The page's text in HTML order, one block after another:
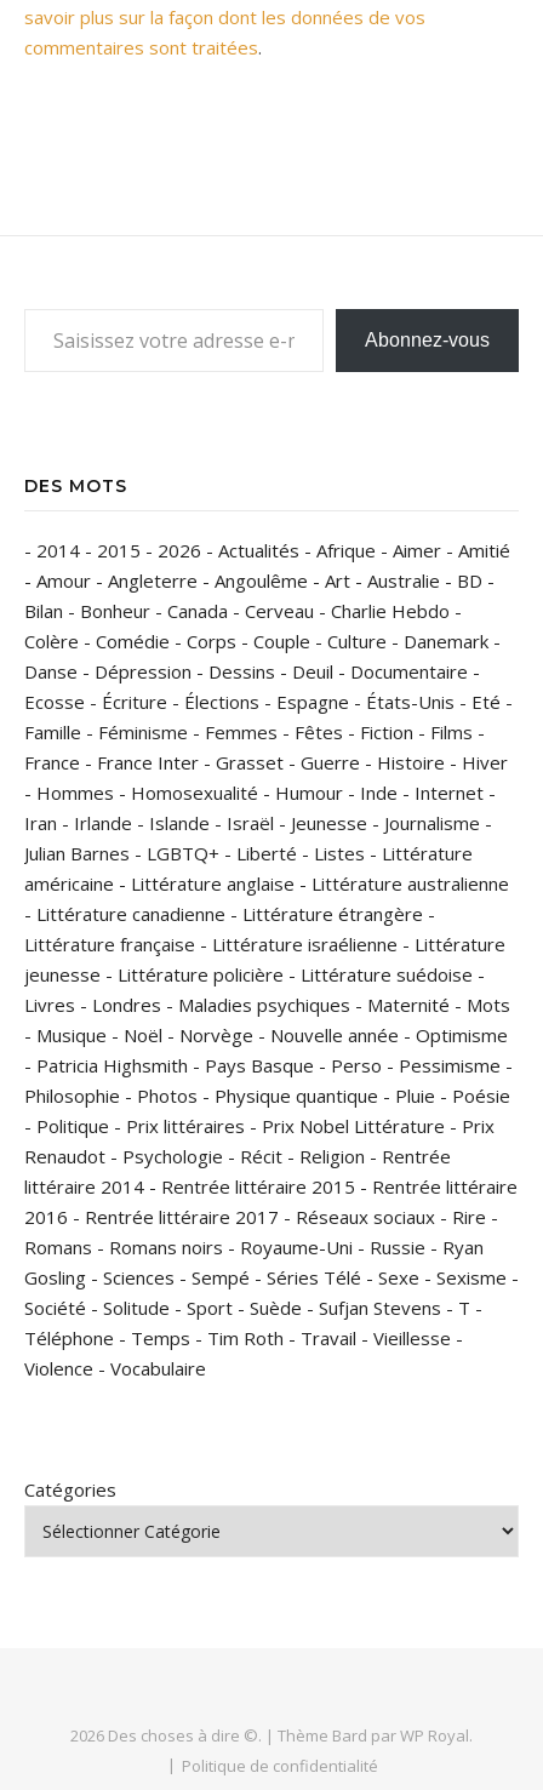
savoir plus sur la façon dont les données de vos
commentaires sont traitées.
Abonnez-vous
DES MOTS
- 2014 - 2015 - 2026 - Actualités - Afrique - Aimer - Amitié
- Amour - Angleterre - Angoulême - Art - Australie - BD -
Bilan - Bonheur - Canada - Cerveau - Charlie Hebdo -
Colère - Comédie - Corps - Couple - Culture - Danemark -
Danse - Dépression - Dessins - Deuil - Documentaire -
Ecosse - Écriture - Élections - Espagne - États-Unis - Eté -
Famille - Féminisme - Femmes - Fêtes - Fiction - Films -
France - France Inter - Grasset - Guerre - Histoire - Hiver
- Hommes - Homosexualité - Humour - Inde - Internet -
Iran - Irlande - Islande - Israël - Jeunesse - Journalisme -
Julian Barnes - LGBTQ+ - Liberté - Listes - Littérature
américaine - Littérature anglaise - Littérature australienne
- Littérature canadienne - Littérature étrangère -
Littérature française - Littérature israélienne - Littérature
jeunesse - Littérature policière - Littérature suédoise -
Livres - Londres - Maladies psychiques - Maternité - Mots
- Musique - Noël - Norvège - Nouvelle année - Optimisme
- Patricia Highsmith - Pays Basque - Perso - Pessimisme -
Philosophie - Photos - Physique quantique - Pluie - Poésie
- Politique - Prix littéraires - Prix Nobel Littérature - Prix
Renaudot - Psychologie - Récit - Religion - Rentrée
littéraire 2014 - Rentrée littéraire 2015 - Rentrée littéraire
2016 - Rentrée littéraire 2017 - Réseaux sociaux - Rire -
Romans - Romans noirs - Royaume-Uni - Russie - Ryan
Gosling - Sciences - Sempé - Séries Télé - Sexe - Sexisme -
Société - Solitude - Sport - Suède - Sufjan Stevens - T -
Téléphone - Temps - Tim Roth - Travail - Vieillesse -
Violence - Vocabulaire
Catégories
2026 Des choses à dire ©. | Thème Bard parWP Royal.
Politique de confidentialité